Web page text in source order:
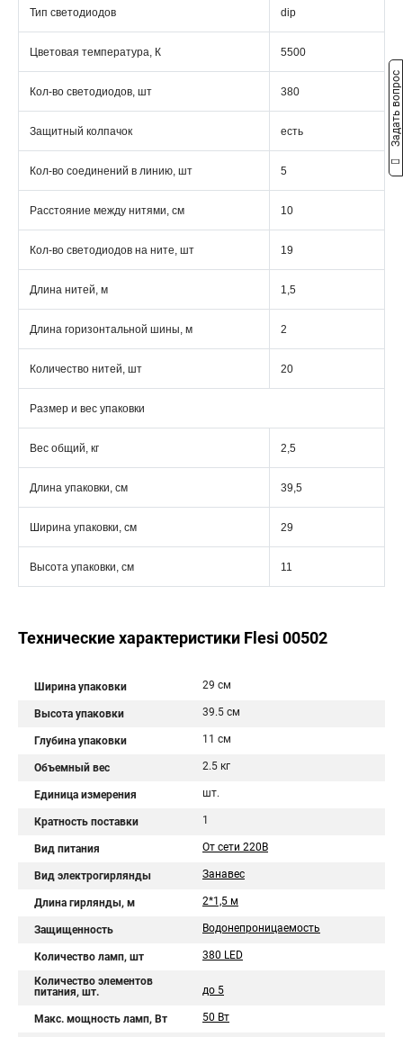
Тип светодиодов dip
Цветовая температура, К 5500
Кол-во светодиодов, шт 380
Защитный колпачок есть
Кол-во соединений в линию, шт 5
Расстояние между нитями, см 10
Кол-во светодиодов на ните, шт 19
Длина нитей, м 1,5
Длина горизонтальной шины, м 2
Количество нитей, шт 20
Размер и вес упаковки
Вес общий, кг 2,5
Длина упаковки, см 39,5
Ширина упаковки, см 29
Высота упаковки, см 11
Технические характеристики Flesi 00502
Ширина упаковки 29 см
Высота упаковки 39.5 см
Глубина упаковки 11 см
Объемный вес 2.5 кг
Единица измерения шт.
Кратность поставки 1
Вид питания От сети 220В
Вид электрогирлянды Занавес
Длина гирлянды, м 2*1,5 м
Защищенность Водонепроницаемость
Количество ламп, шт 380 LED
Количество элементов
питания, шт.
до 5
Макс. мощность ламп, Вт 50 Вт
Задать вопрос